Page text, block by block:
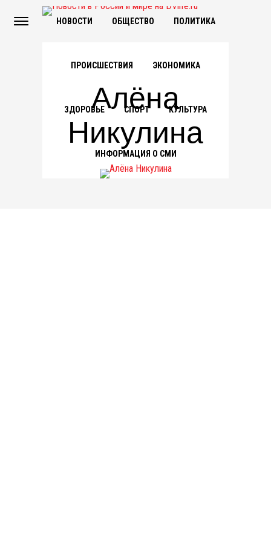
НОВОСТИ ОБЩЕСТВО ПОЛИТИКА
ПРОИСШЕСТВИЯ ЭКОНОМИКА
ЗДОРОВЬЕ СПОРТ КУЛЬТУРА
ИНФОРМАЦИЯ О СМИ
Алёна
Никулина